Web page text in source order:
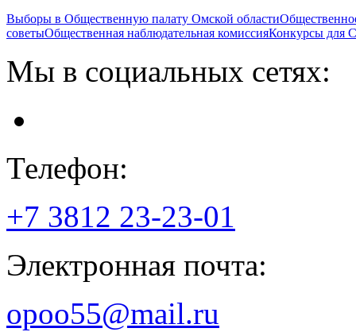
Выборы в Общественную палату Омской области
советыОбщественная наблюдательная комиссияКонкурсы
Мы в социальных сетях:
Телефон:
+7 3812 23-23-01
Электронная почта:
opoo55@mail.ru